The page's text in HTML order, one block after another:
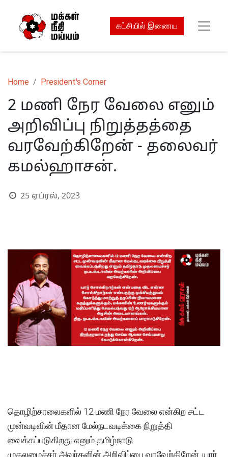
கட்சியில் இணைய
Home President's Corner
2 மணி நேர வேலை எனும்
அறிவிப்பு நிறுத்தத்தை
வரவேற்கிறேன் - தலைவர்
கமல்ஹாசன்.
25 ஏப்ரல், 2023
தொழிற்சாலைகளில் 12 மணி நேர வேலை என்கிற சட்ட
முன்வடிவின் மீதான மேல்நடவடிக்கை நிறுத்தி
வைக்கப்படுகிறது எனும் தமிழ்நாடு
முதலமைச்சர் அவர்களின் அறிவிப்பை வரவேற்கிறேன். யார்